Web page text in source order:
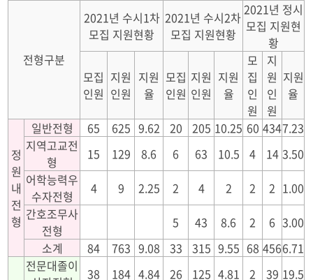
전형구분
2021년 수시1차
모집 지원현황
2021년 수시2차
모집 지원현황
2021년 정시
모집 지원현
황
모집
인원
지원
인원
지원
율
모집
인원
지원
인원
지원
율
모
집
인
원
지
원
인
원
지원
율
정
원
내
전
형
일반전형 65 625 9.62 20 205 10.25 60 4347.23
지역고교전
형
15 129 8.6 6 63 10.5 4 14 3.50
어학능력우
수자전형
4 9 2.25 2 4 2 2 2 1.00
간호조무사
전형
5 43 8.6 2 6 3.00
소계
84 763 9.08 33 315 9.55 68 4566.71
전문대졸이
38 184 4.84 26 125 4.81 2 39 19.5